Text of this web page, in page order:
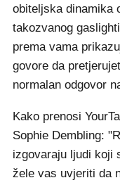
obiteljska dinamika
takozvanog
prema vama
govore da
normalan odgovor
Kako prenosi
Sophie Dembling:
izgovaraju ljudi koji
žele vas uvjeriti da